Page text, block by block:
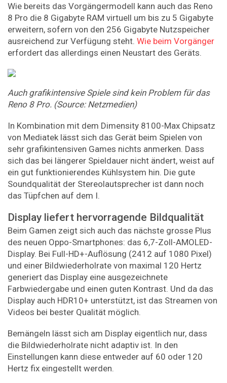
Wie bereits das Vorgängermodell kann auch das Reno
8 Pro die 8 Gigabyte RAM virtuell um bis zu 5 Gigabyte
erweitern, sofern von den 256 Gigabyte Nutzspeicher
ausreichend zur Verfügung steht. Wie beim Vorgänger
erfordert das allerdings einen Neustart des Geräts.
Auch grafikintensive Spiele sind kein Problem für das
Reno 8 Pro. (Source: Netzmedien)
In Kombination mit dem Dimensity 8100-Max Chipsatz
von Mediatek lässt sich das Gerät beim Spielen von
sehr grafikintensiven Games nichts anmerken. Dass
sich das bei längerer Spieldauer nicht ändert, weist auf
ein gut funktionierendes Kühlsystem hin. Die gute
Soundqualität der Stereolautsprecher ist dann noch
das Tüpfchen auf dem I.
Display liefert hervorragende Bildqualität
Beim Gamen zeigt sich auch das nächste grosse Plus
des neuen Oppo-Smartphones: das 6,7-Zoll-AMOLED-
Display. Bei Full-HD+-Auflösung (2412 auf 1080 Pixel)
und einer Bildwiederholrate von maximal 120 Hertz
generiert das Display eine ausgezeichnete
Farbwiedergabe und einen guten Kontrast. Und da das
Display auch HDR10+ unterstützt, ist das Streamen von
Videos bei bester Qualität möglich.
Bemängeln lässt sich am Display eigentlich nur, dass
die Bildwiederholrate nicht adaptiv ist. In den
Einstellungen kann diese entweder auf 60 oder 120
Hertz fix eingestellt werden.